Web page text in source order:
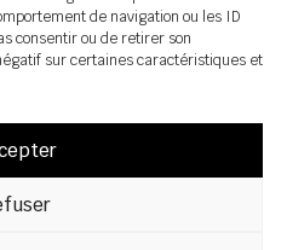
de navigation ou les ID
consentir ou de retirer son
sur certaines caractéristiques et